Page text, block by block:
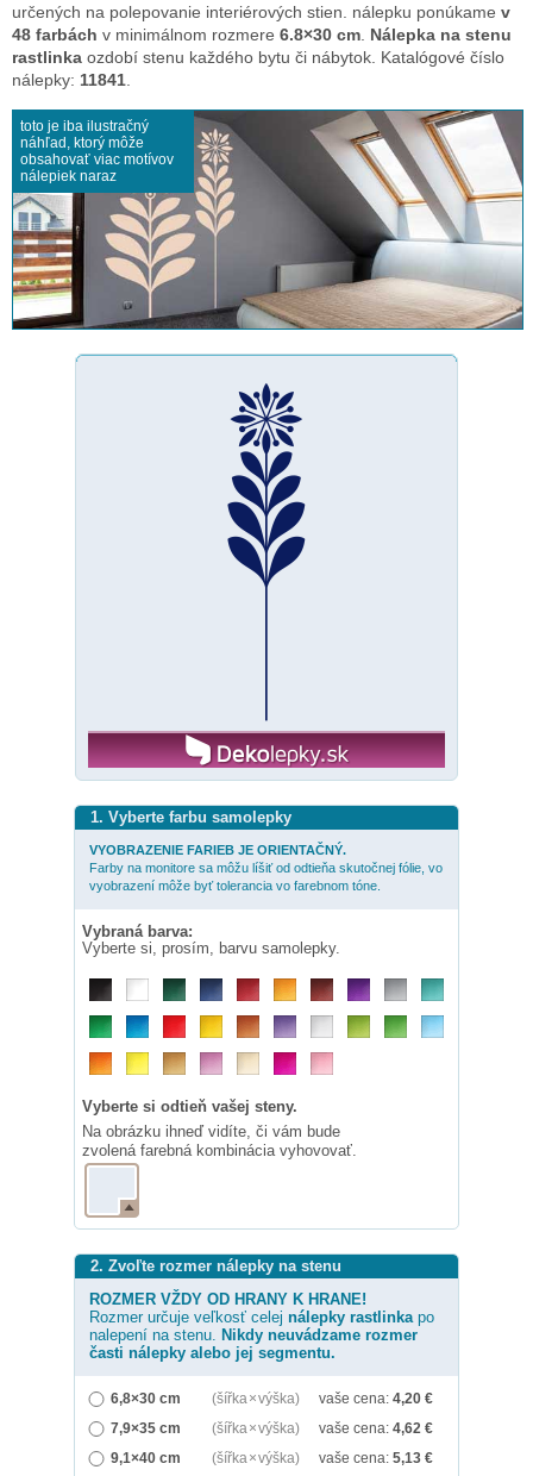
určených na polepovanie interiérových stien. nálepku ponúkame v
48 farbách v minimálnom rozmere 6.8×30 cm Nálepka na stenu
rastlinka ozdobí stenu každého bytu či nábytok. Katalógové číslo
nálepky: 11841
toto je iba ilustračný
náhľad, ktorý môže
obsahovať viac motívov
nálepiek naraz
1. Vyberte farbu samolepky
VYOBRAZENIE FARIEB JE ORIENTAČNÝ.
Farby na monitore sa môžu líšiť od odtieňa skutočnej fólie, vo
vyobrazení môže byť tolerancia vo farebnom tóne.
Vybraná barva:
Vyberte si, prosím, barvu samolepky.
Vyberte si odtieň vašej steny.
Na obrázku ihneď vidíte, či vám bude
zvolená farebná kombinácia vyhovovať.
2. Zvoľte rozmer nálepky na stenu
ROZMER VŽDY OD HRANY K HRANE!
Rozmer určuje veľkosť celej nálepky rastlinkapo
nalepení na stenu. Nikdy neuvádzame rozmer
časti nálepky alebo jej segmentu.
6,8×30 cm (šířka × výška) vaše cena: 4,20 €
7,9×35 cm
(šířka × výška) vaše cena: 4,62 €
9,1×40 cm
(šířka × výška) vaše cena: 5,13 €